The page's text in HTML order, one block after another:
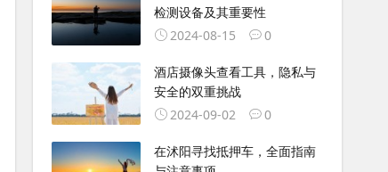
检测设备及其重要性
2024-08-15
0
酒店摄像头查看工具，隐私与
安全的双重挑战
2024-09-02
0
在沭阳寻找抵押车，全面指南